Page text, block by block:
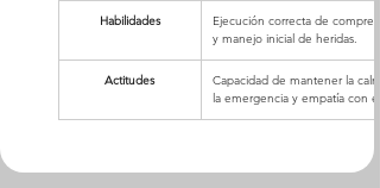
Habilidades
Ejecución correcta de
y manejo inicial de heridas.
Actitudes
Capacidad de mantener la
la emergencia y empatía con el